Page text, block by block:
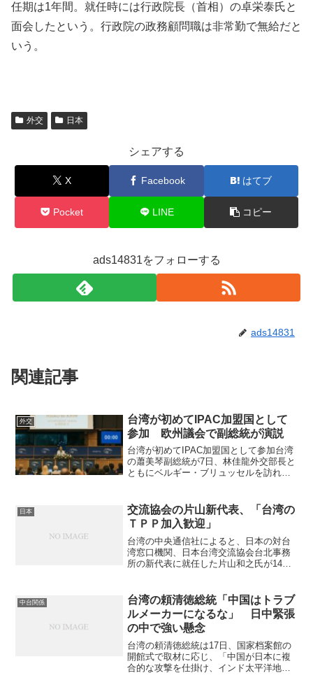
任期は1年間。就任時には行政院長（首相）の卓栄泰氏と
面会したという。行政院の政務顧問職は非常勤で無給だと
いう。
外交 日本
シェアする
X Facebook はてブ
Pocket LINE コピー
ads14831をフォローする
ads14831
関連記事
外交
台湾が初めてIPAC加盟国として
参加 欧州議会で副総統が演説
台湾が初めてIPAC加盟国として参加台湾
の蕭美琴副総統が7日、林佳龍外交部長と
ともにベルギー・ブリュッセルを訪れ、
にサプライズ登場した。台湾がIPACに
「加盟国」と...
日本
交流協会の片山新代表、「台湾の
ＴＰＰ加入歓迎」
台湾の中央通信社によると、日本の対台
湾窓口機関、日本台湾交流協会台北事務
所の新代表に就任した片山和之氏が14日
協定（ＴＰＰ）加入を歓迎すると述べ
た。 レセプションには、...
中台関係
台湾の頼清徳総統「中国はトラブ
ルメーカーになるな」 日中緊張
の中で強い懸念
台湾の頼清徳総統は17日、国家档案館の
開館式で取材に応じ、「中国が日本に複
合的な攻撃を仕掛け、インド太平洋地域